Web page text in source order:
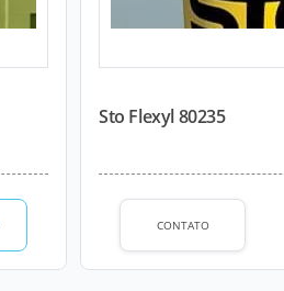
Sto Flexyl 80235
CONTATO